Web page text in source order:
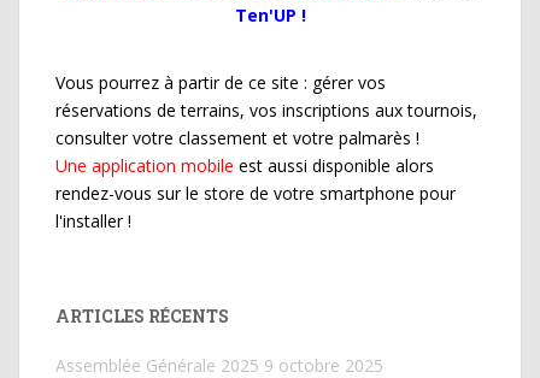
Ten'UP !
Vous pourrez à partir de ce site : gérer vos
réservations de terrains, vos inscriptions aux tournois,
consulter votre classement et votre palmarès !
Une application mobile est aussi disponible alors
rendez-vous sur le store de votre smartphone pour
l'installer !
ARTICLES RÉCENTS
Assemblée Générale 2025 9 octobre 2025